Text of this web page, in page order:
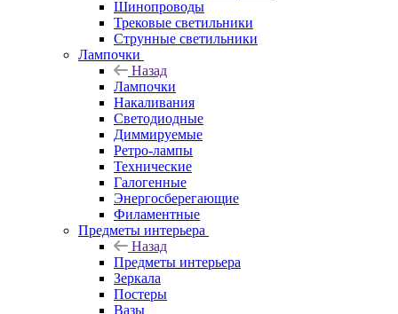
Шинопроводы
Трековые светильники
Струнные светильники
Лампочки
Назад
Лампочки
Накаливания
Светодиодные
Диммируемые
Ретро-лампы
Технические
Галогенные
Энергосберегающие
Филаментные
Предметы интерьера
Назад
Предметы интерьера
Зеркала
Постеры
Вазы